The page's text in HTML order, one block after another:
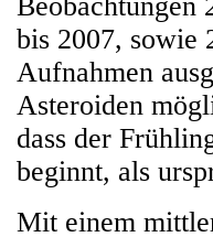
bis 2007, sowie
Aufnahmen
Asteroiden
dass der
beginnt, als
Mit einem